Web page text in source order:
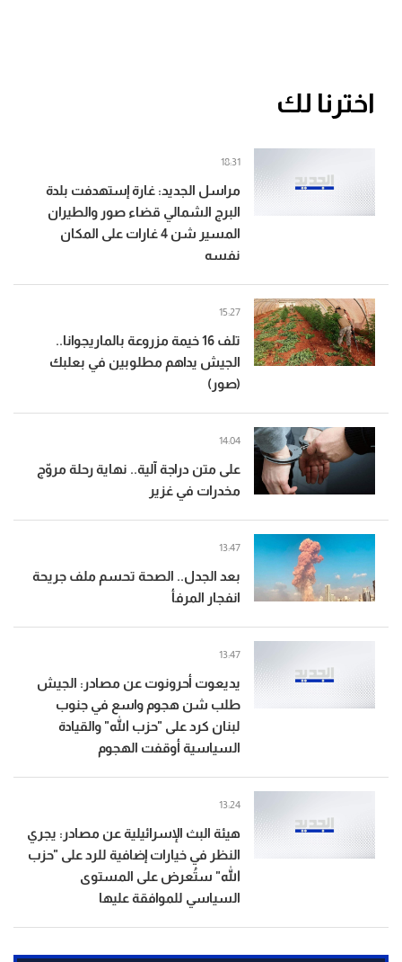
اخترنا لك
مراسل الجديد: غارة إستهدفت بلدة
البرج الشمالي قضاء صور والطيران
المسير شن 4 غارات على المكان
نفسه
18:31
تلف 16 خيمة مزروعة بالماريجوانا..
الجيش يداهم مطلوبين في بعلبك
(صور)
15:27
على متن دراجة آلية.. نهاية رحلة مروّج
مخدرات في غزير
14:04
بعد الجدل.. الصحة تحسم ملف جريحة
انفجار المرفأ
13:47
يديعوت أحرونوت عن مصادر: الجيش
طلب شن هجوم واسع في جنوب
لبنان كرد على "حزب الله" والقيادة
السياسية أوقفت الهجوم
13:47
هيئة البث الإسرائيلية عن مصادر: يجري
النظر في خيارات إضافية للرد على "حزب
الله" ستُعرض على المستوى
السياسي للموافقة عليها
13:24